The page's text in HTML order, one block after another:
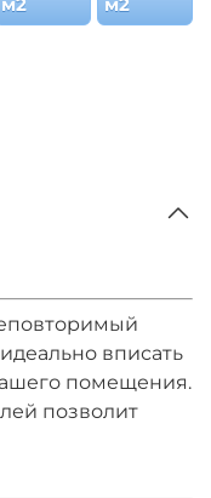
вписать
помещения.
позволит